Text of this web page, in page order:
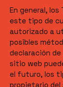
En general, los
este tipo de
autorizado a
posibles
declaración
sitio web
el futuro, los
propietario